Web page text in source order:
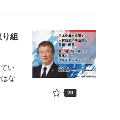
組
い
な
20